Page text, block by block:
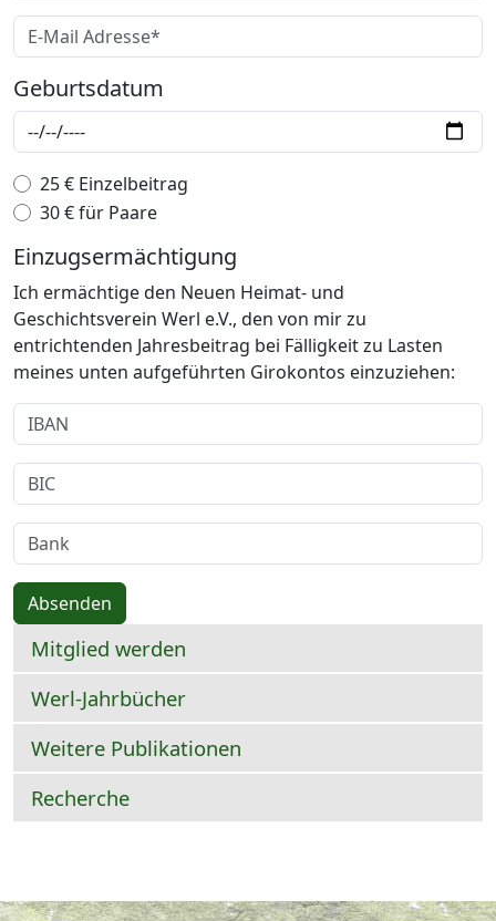
Mitglied werden
Werl-Jahrbücher
Weitere Publikationen
Recherche
Geburtsdatum
25 € Einzelbeitrag
30 € für Paare
Einzugsermächtigung
Ich ermächtige den Neuen Heimat- und
Geschichtsverein Werl e.V., den von mir zu
entrichtenden Jahresbeitrag bei Fälligkeit zu Lasten
meines unten aufgeführten Girokontos einzuziehen:
Absenden